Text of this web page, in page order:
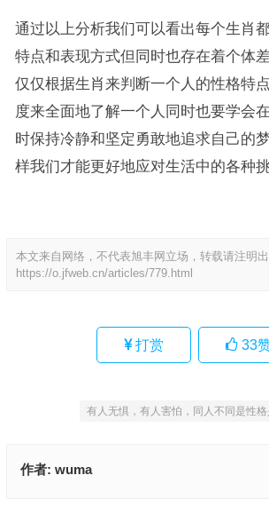
通过以上分析我们可以看出每个生肖
特点和表现方式但同时也存在着个体
仅仅根据生肖来判断一个人的性格特
度来全面地了解一个人同时也要学会
时保持冷静和坚定勇敢地追求自己的
样我们才能更好地应对生活中的各种
本文来自网络，不代表旭丰网立场，转载请注明出
https://o.jfweb.cn/articles/779.html
打赏 33
有人无惧，有人害怕，同人不同是性格
作者: wuma